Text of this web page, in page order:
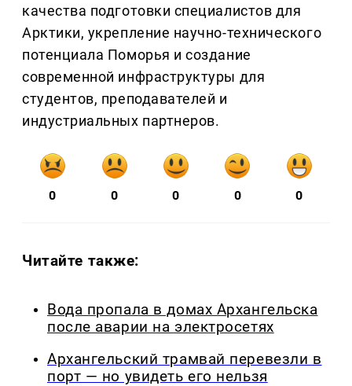
качества подготовки специалистов для
Арктики, укрепление научно-технического
потенциала Поморья и создание
современной инфраструктуры для
студентов, преподавателей и
индустриальных партнеров.
0 0 0 0 0
Читайте также:
Вода пропала в домах Архангельска
после аварии на электросетях
Архангельский трамвай перевезли в
порт — но увидеть его нельзя